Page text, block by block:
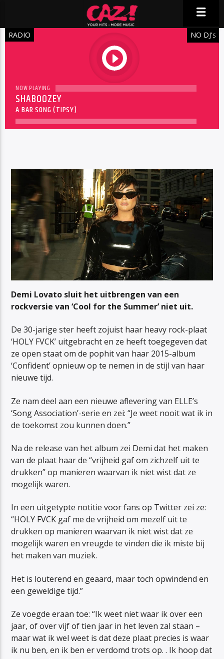
RADIO
play
NO DJ'S
NOW PLAYING
SHABOOZEY
A BAR SONG (TIPSY)
Demi Lovato sluit het uitbrengen van een
rockversie van ‘Cool for the Summer’ niet uit.
De 30-jarige ster heeft zojuist haar heavy rock-plaat
‘HOLY FVCK’ uitgebracht en ze heeft toegegeven dat
ze open staat om de pophit van haar 2015-album
‘Confident’ opnieuw op te nemen in de stijl van haar
nieuwe tijd.
Ze nam deel aan een nieuwe aflevering van ELLE’s
‘Song Association’-serie en zei: “Je weet nooit wat ik in
de toekomst zou kunnen doen.”
Na de release van het album zei Demi dat het maken
van de plaat haar de “vrijheid gaf om zichzelf uit te
drukken” op manieren waarvan ik niet wist dat ze
mogelijk waren.
In een uitgetypte notitie voor fans op Twitter zei ze:
“HOLY FVCK gaf me de vrijheid om mezelf uit te
drukken op manieren waarvan ik niet wist dat ze
mogelijk waren en vreugde te vinden die ik miste bij
het maken van muziek.
Het is louterend en geaard, maar toch opwindend en
een geweldige tijd.”
Ze voegde eraan toe: “Ik weet niet waar ik over een
jaar, of over vijf of tien jaar in het leven zal staan –
maar wat ik wel weet is dat deze plaat precies is waar
ik nu ben, en ik ben er verdomd trots op. . Ik hoop dat